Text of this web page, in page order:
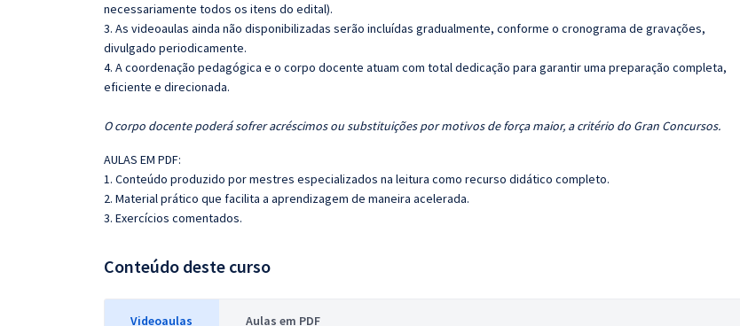
necessariamente todos os itens do edital).
3. As videoaulas ainda não disponibilizadas serão incluídas gradualmente, conforme o cronograma de gravações,
divulgado periodicamente.
4. A coordenação pedagógica e o corpo docente atuam com total dedicação para garantir uma preparação completa,
eficiente e direcionada.
O corpo docente poderá sofrer acréscimos ou substituições por motivos de força maior, a critério do Gran Concursos.
AULAS EM PDF:
1. Conteúdo produzido por mestres especializados na leitura como recurso didático completo.
2. Material prático que facilita a aprendizagem de maneira acelerada.
3. Exercícios comentados.
Conteúdo deste curso
Videoaulas Aulas em PDF